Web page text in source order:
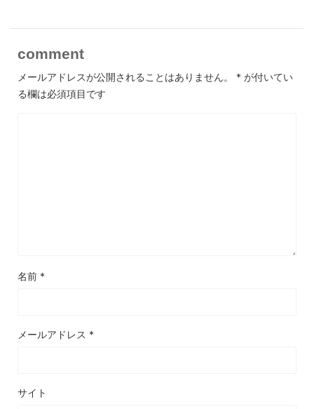
comment
メールアドレスが公開されることはありません。 * が付いてい
る欄は必須項目です
名前 *
メールアドレス *
サイト